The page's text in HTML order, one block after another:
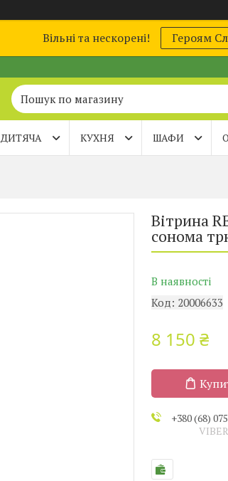
Вільні та нескорені! Героям
ДИТЯЧА КУХНЯ ШАФИ
Вітрина
сонома
В наявності
Код: 20006633
8 150 ₴
+380 (68)
VIBER